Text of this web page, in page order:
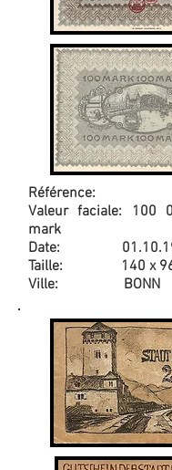
Référence:
Valeur faciale: 100
mark
Date:
Taille: 140 x 96
Ville: BONN